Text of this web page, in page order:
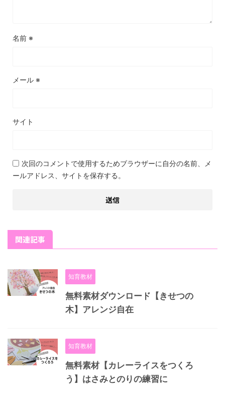
名前 ※
メール ※
サイト
次回のコメントで使用するためブラウザーに自分の名前、メ
ールアドレス、サイトを保存する。
関連記事
知育教材
無料素材ダウンロード【きせつの
木】アレンジ自在
知育教材
無料素材【カレーライスをつくろ
う】はさみとのりの練習に